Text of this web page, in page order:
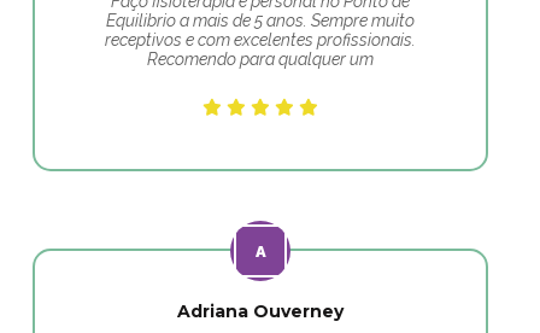
Equilibrio a mais de 5 anos. Sempre muito
receptivos e com excelentes profissionais.
Recomendo para qualquer um
Adriana Ouverney